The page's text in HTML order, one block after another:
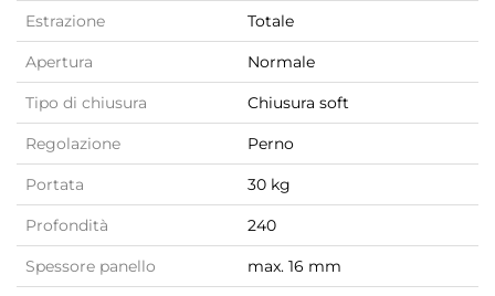
Estrazione Totale
Apertura Normale
Tipo di chiusura Chiusura soft
Regolazione Perno
Portata 30 kg
Profondità 240
Spessore panello max. 16 mm